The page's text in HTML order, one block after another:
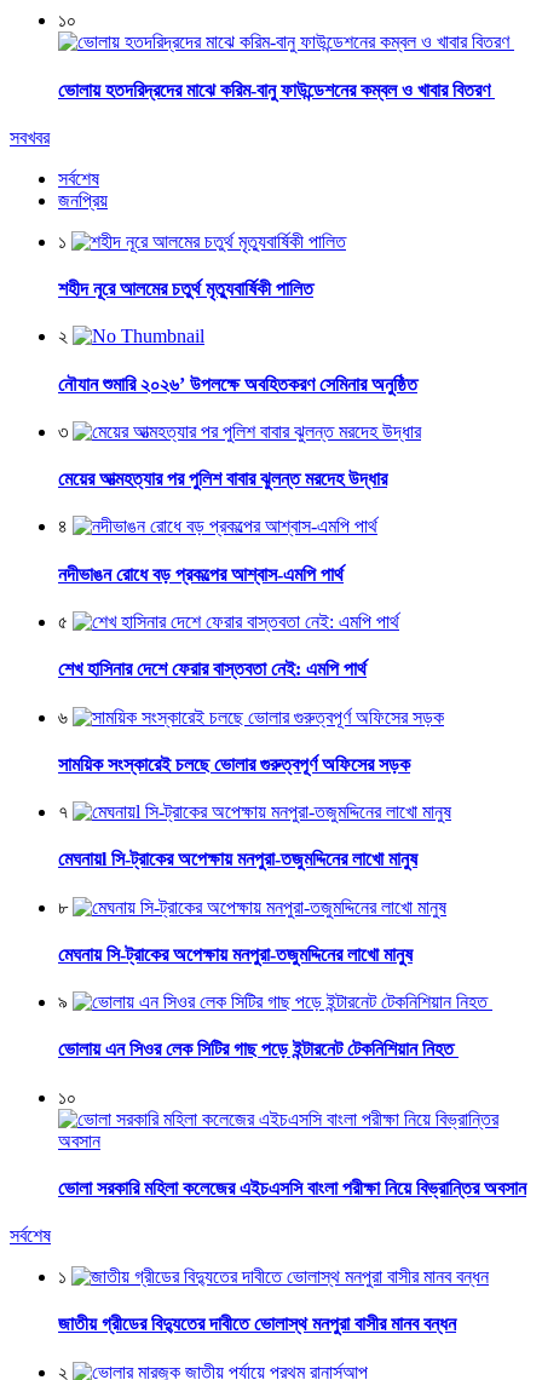
১০
ভোলায় হতদরিদ্রদের মাঝে করিম-বানু ফাউন্ডেশনের কম্বল ও খাবার বিতরণ
সবখবর
সর্বশেষ
জনপ্রিয়
১
শহীদ নূরে আলমের চতুর্থ মৃত্যুবার্ষিকী পালিত
২
নৌযান শুমারি ২০২৬’ উপলক্ষে অবহিতকরণ সেমিনার অনুষ্ঠিত
৩
মেয়ের আত্মহত্যার পর পুলিশ বাবার ঝুলন্ত মরদেহ উদ্ধার
৪
নদীভাঙন রোধে বড় প্রকল্পের আশ্বাস-এমপি পার্থ
৫
শেখ হাসিনার দেশে ফেরার বাস্তবতা নেই: এমপি পার্থ
৬
সাময়িক সংস্কারেই চলছে ভোলার গুরুত্বপূর্ণ অফিসের সড়ক
৭
মেঘনায়l সি-ট্রাকের অপেক্ষায় মনপুরা-তজুমদ্দিনের লাখো মানুষ
৮
মেঘনায় সি-ট্রাকের অপেক্ষায় মনপুরা-তজুমদ্দিনের লাখো মানুষ
৯
ভোলায় এন সিওর লেক সিটির গাছ পড়ে ইন্টারনেট টেকনিশিয়ান নিহত
১০
ভোলা সরকারি মহিলা কলেজের এইচএসসি বাংলা পরীক্ষা নিয়ে বিভ্রান্তির অবসান
সর্বশেষ
১
জাতীয় গ্রীডের বিদ্যুতের দাবীতে ভোলাস্থ মনপুরা বাসীর মানব বন্ধন
২